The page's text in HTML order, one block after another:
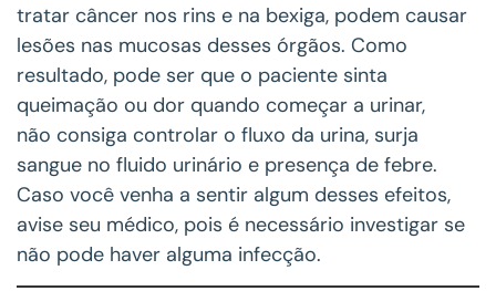
tratar câncer nos rins e na bexiga, podem causar
lesões nas mucosas desses órgãos. Como
resultado, pode ser que o paciente sinta
queimação ou dor quando começar a urinar,
não consiga controlar o fluxo da urina, surja
sangue no fluido urinário e presença de febre.
Caso você venha a sentir algum desses efeitos,
avise seu médico, pois é necessário investigar se
não pode haver alguma infecção.